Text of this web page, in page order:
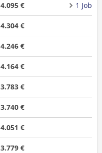
4.095 € 1 Job
4.304 €
4.246 €
4.164 €
3.783 €
3.740 €
4.051 €
3.779 €